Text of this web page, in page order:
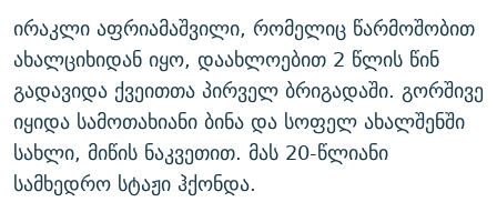
ირაკლი აფრიამაშვილი, რომელიც წარმოშობით
ახალციხიდან იყო, დაახლოებით 2 წლის წინ
გადავიდა ქვეითთა პირველ ბრიგადაში. გორშივე
იყიდა სამოთახიანი ბინა და სოფელ ახალშენში
სახლი, მიწის ნაკვეთით. მას 20-წლიანი
სამხედრო სტაჟი ჰქონდა.